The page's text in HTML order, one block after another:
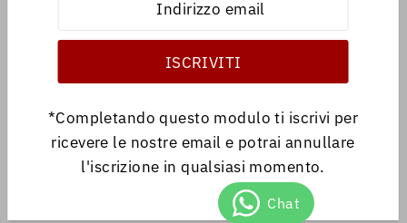
*Completando questo modulo ti iscrivi per
ricevere le nostre email e potrai annullare
l'iscrizione in qualsiasi momento.